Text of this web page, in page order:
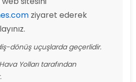
ziyaret ederek
dönüş uçuşlarda geçerlidir.
Yolları tarafından